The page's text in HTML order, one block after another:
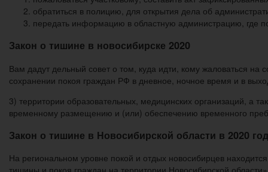
обратиться в полицию, для открытия дела об
передать информацию в областную администрацию, где
Закон о тишине в новосибирске 2020
Вам дадут дельный совет о том, куда идти, кому жаловаться
сохранении покоя граждан РФ в дневное, ночное время и в
3) территории образовательных, медицинских организаций, а
временному размещению и (или) обеспечению временного
Закон о тишине в Новосибирской области в 2020
На региональном уровне покой и отдых новосибирцев